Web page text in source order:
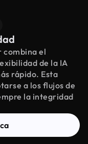
combina el
de la IA
rápido. Esta
a los flujos de
la integridad